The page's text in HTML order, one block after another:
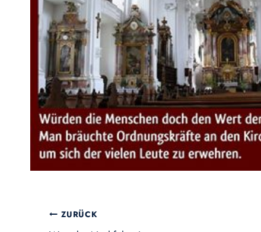
Beitragsnavigation
ZURÜCK